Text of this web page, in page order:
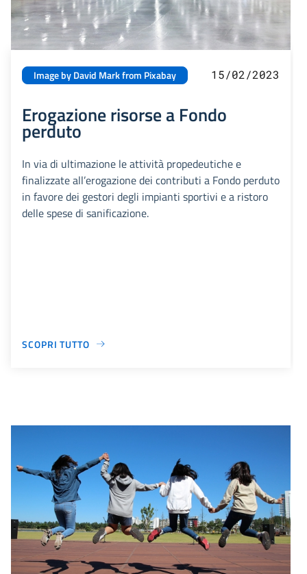
Image by David Mark from Pixabay 15/02/2023
Erogazione risorse a Fondo
perduto
In via di ultimazione le attività propedeutiche e
finalizzate all’erogazione dei contributi a Fondo perduto
in favore dei gestori degli impianti sportivi e a ristoro
delle spese di sanificazione.
SCOPRI TUTTO